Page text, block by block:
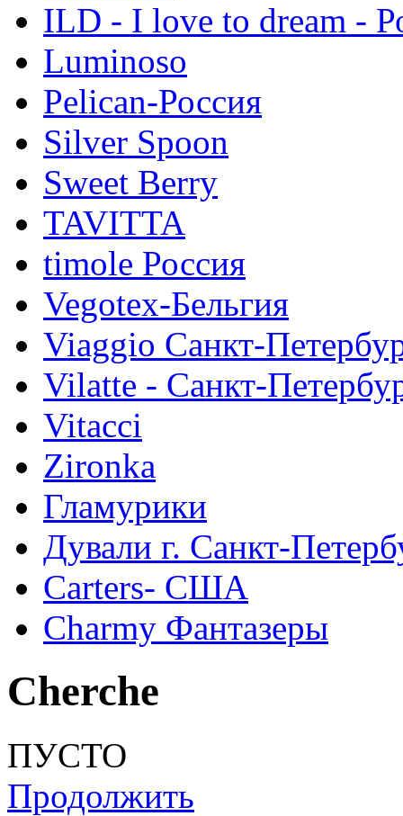
ILD - I love to dream -
Luminoso
Pelican-Россия
Silver Spoon
Sweet Berry
TAVITTA
timole Россия
Vegotex-Бельгия
Viaggio Санкт-
Vilatte - Санкт-
Vitacci
Zironka
Гламурики
Дували г. Санкт-
Сarters- США
Charmy Фантазеры
Cherche
ПУСТО
Продолжить